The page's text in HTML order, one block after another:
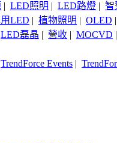
| LED照明 | LED路燈 | 智
LED | 植物照明 | OLED |
LED磊晶 | 營收 | MOCVD |
TrendForce Events |